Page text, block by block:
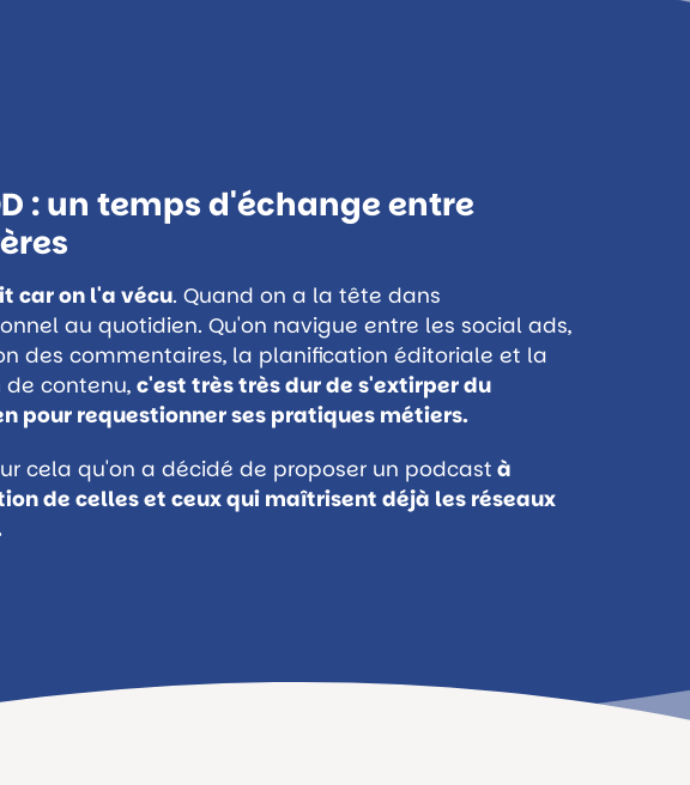
: un temps d'échange entre
car on l'a vécu. Quand on a la tête dans
au quotidien. Qu'on navigue entre les social ads,
des commentaires, la planification éditoriale et la
contenu, c'est très très dur de s'extirper du
pour requestionner ses pratiques métiers.
cela qu'on a décidé de proposer un podcast à
de celles et ceux qui maîtrisent déjà les réseaux